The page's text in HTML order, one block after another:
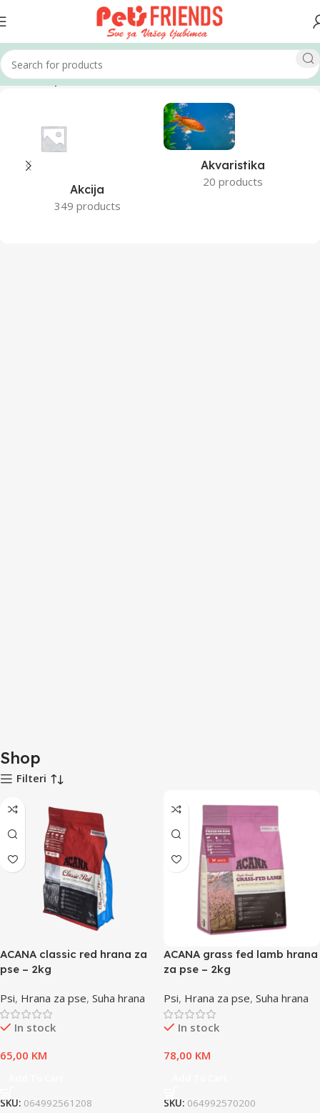
Home Shop
Akcija
349 products
Akvaristika
20 products
Shop
Filteri
ACANA classic red hrana za
pse – 2kg
Psi, Hrana za pse, Suha hrana
In stock
65,00 KM
SKU: 064992561208
ACANA grass fed lamb hrana
za pse – 2kg
Psi, Hrana za pse, Suha hrana
In stock
78,00 KM
SKU: 064992570200